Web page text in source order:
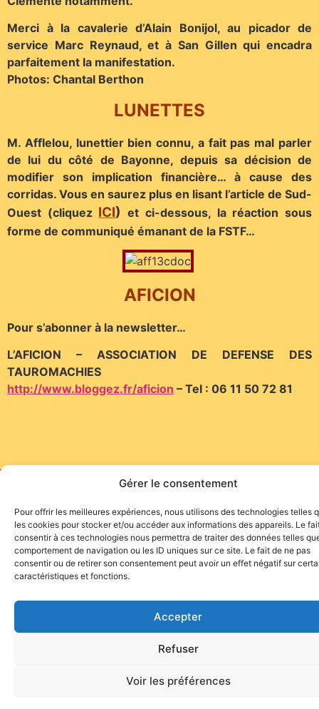
Gérer le consentement
Pour offrir les meilleures expériences, nous utilisons des technologies telles
les cookies pour stocker et/ou accéder aux informations des appareils. Le
consentir à ces technologies nous permettra de traiter des données telles
comportement de navigation ou les ID uniques sur ce site. Le fait de ne pas
consentir ou de retirer son consentement peut avoir un effet négatif sur
caractéristiques et fonctions.
Accepter
Refuser
Voir les préférences
Merci à la cavalerie d’Alain Bonijol, au picador de
service Marc Reynaud, et à San Gillen qui encadra
parfaitement la manifestation.
Photos: Chantal Berthon
LUNETTES
M. Afflelou, lunettier bien connu, a fait pas mal parler
de lui du côté de Bayonne, depuis sa décision de
modifier son implication financière… à cause des
corridas. Vous en saurez plus en lisant l’article de Sud-
Ouest (cliquez ICI) et ci-dessous, la réaction sous
forme de communiqué émanant de la FSTF…
AFICION
Pour s’abonner à la newsletter…
L’AFICION – ASSOCIATION DE DEFENSE DES
TAUROMACHIES
http://www.bloggez.fr/aficion – Tel : 06 11 50 72 81
Site de l'association TOROFIESTA